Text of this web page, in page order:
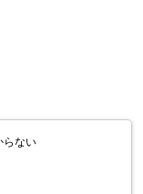
らない